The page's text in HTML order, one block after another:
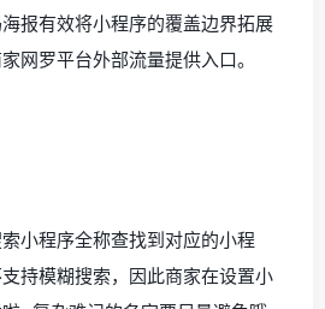
报有效将小程序的覆盖边界拓展
网罗平台外部流量提供入口。
小程序全称查找到对应的小程
持模糊搜索，因此商家在设置小